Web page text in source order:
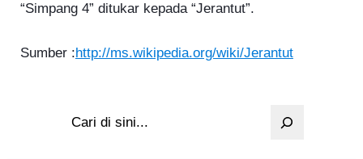
“Simpang 4” ditukar kepada “Jerantut”.
Sumber :http://ms.wikipedia.org/wiki/Jerantut